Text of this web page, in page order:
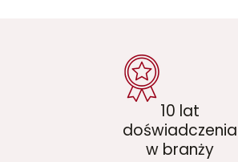
10 lat
doświadczenia
w branży